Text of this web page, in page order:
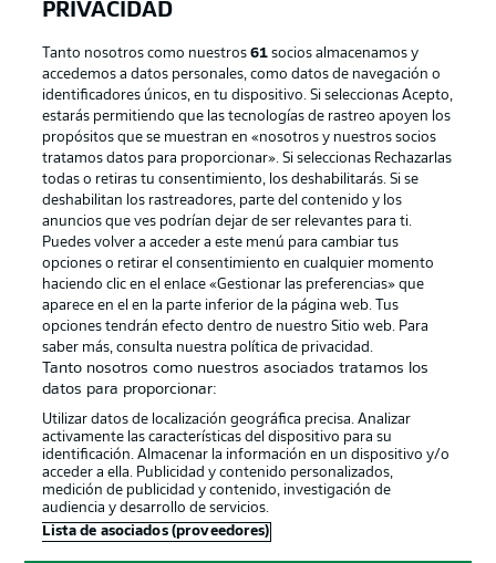
Publicidad Aviso legal
Gestionar las preferencias Declaracion de privacidad
Canales Trabajos
Jugadores Condiciones de uso
Sello Editorial Contacto
© 2026 Bundesliga-Gruppe GmbH
PRIVACIDAD
Tanto nosotros como nuestros61 socios almacenamos y
accedemos a datos personales, como datos de navegación o
identificadores únicos, en tu dispositivo. Si seleccionas Acepto,
estarás permitiendo que las tecnologías de rastreo apoyen los
propósitos que se muestran en «nosotros y nuestros socios
tratamos datos para proporcionar». Si seleccionas Rechazarlas
todas o retiras tu consentimiento, los deshabilitarás. Si se
deshabilitan los rastreadores, parte del contenido y los
anuncios que ves podrían dejar de ser relevantes para ti.
Puedes volver a acceder a este menú para cambiar tus
opciones o retirar el consentimiento en cualquier momento
haciendo clic en el enlace «Gestionar las preferencias» que
aparece en el en la parte inferior de la página web. Tus
opciones tendrán efecto dentro de nuestro Sitio web. Para
saber más, consulta nuestra política de privacidad.
Tanto nosotros como nuestros asociados tratamos los
datos para proporcionar:
Utilizar datos de localización geográfica precisa. Analizar
activamente las características del dispositivo para su
identificación. Almacenar la información en un dispositivo y/o
acceder a ella. Publicidad y contenido personalizados,
medición de publicidad y contenido, investigación de
audiencia y desarrollo de servicios.
Lista de asociados (proveedores)